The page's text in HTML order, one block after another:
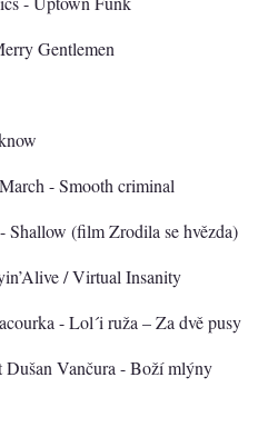
Gentlemen
- Smooth criminal
Shallow (film Zrodila se hvězda)
/ Virtual Insanity
- Lol´i ruža – Za dvě pusy
Vančura - Boží mlýny